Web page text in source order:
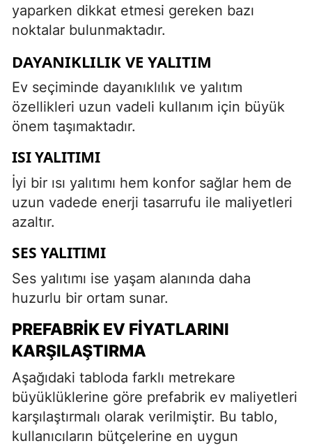
yaparken dikkat etmesi gereken bazı
noktalar bulunmaktadır.
DAYANIKLILIK VE YALITIM
Ev seçiminde dayanıklılık ve yalıtım
özellikleri uzun vadeli kullanım için büyük
önem taşımaktadır.
ISI YALITIMI
İyi bir ısı yalıtımı hem konfor sağlar hem de
uzun vadede enerji tasarrufu ile maliyetleri
azaltır.
SES YALITIMI
Ses yalıtımı ise yaşam alanında daha
huzurlu bir ortam sunar.
PREFABRIK EV FIYATLARINI
KARŞILAŞTIRMA
Aşağıdaki tabloda farklı metrekare
büyüklüklerine göre prefabrik ev maliyetleri
karşılaştırmalı olarak verilmiştir. Bu tablo,
kullanıcıların bütçelerine en uygun